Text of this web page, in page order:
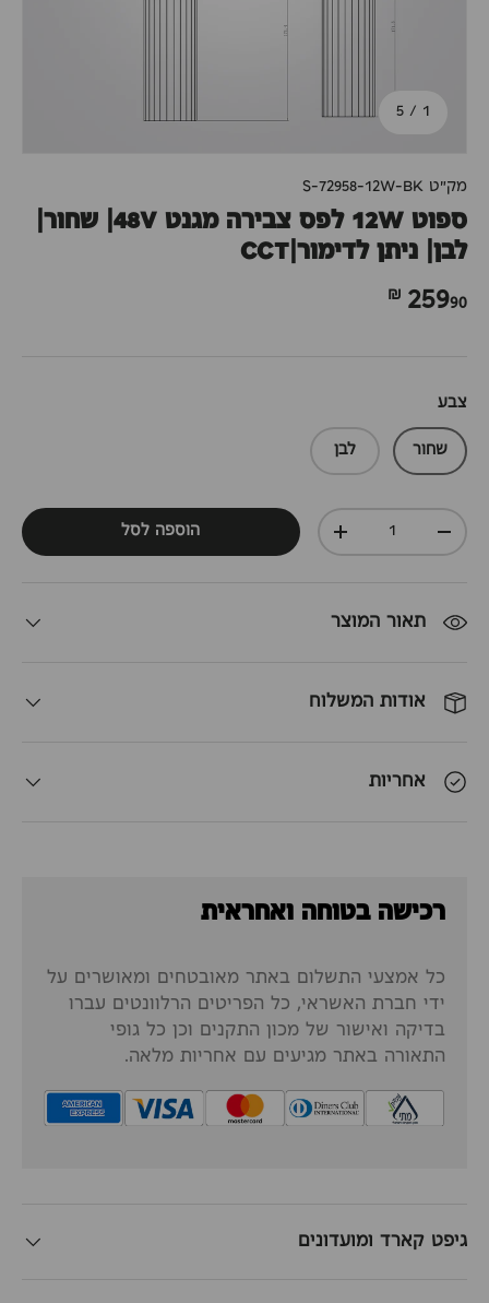
1
/ מתוך
5
מק"ט S-72958-12W-BK
ספוט 12W לפס צבירה מגנט 48V| שחור|
לבן| ניתן לדימור|CCT
25990 ₪
צבע
שחור לבן
כמות
+ הוספה לסל
תאור המוצר
אודות המשלוח
אחריות
רכישה בטוחה ואחראית
כל אמצעי התשלום באתר מאובטחים ומאושרים על
ידי חברת האשראי, כל הפריטים הרלוונטים עברו
בדיקה ואישור של מכון התקנים וכן כל גופי
התאורה באתר מגיעים עם אחריות מלאה.
גיפט קארד ומועדונים